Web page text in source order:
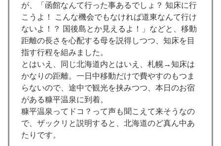
が、「函館なんて行った事あるでしょ？ 知床に行
こうよ！ こんな機会でもなければ道東なんて行け
ないよ！？ 国後島とか見えるよ！」などと、移動
距離の長さを心配する母を説得しつつ、知床を目
指す行程を組みました。
とはいえ、同じ北海道内とはいえ、札幌→知床は
かなりの距離。一日中移動だけで費やすのもつま
らないので、途中で観光を挟みつつ、本日のお宿
がある糠平温泉に到着。
糠平温泉ってドコ？って声も聞こえて来そうなの
で、ザックリと説明すると、北海道のど真ん中あ
たりです。